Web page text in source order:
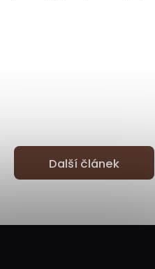
Další článek